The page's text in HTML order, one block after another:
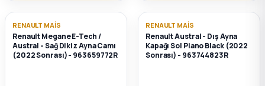
RENAULT MAIS
Renault Megane E-Tech /
Austral - Sağ Dikiz Ayna Camı
(2022 Sonrası) - 963659772R
RENAULT MAIS
Renault Austral - Dış Ayna
Kapağı Sol Piano Black (2022
Sonrası) - 963744823R